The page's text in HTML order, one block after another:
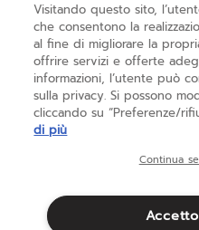
AIUTO
CHI SIAMO
Visitando questo sito,
che consentono la
al fine di migliorare la
offrire servizi e offerte
informazioni, l’utente può
sulla privacy. Si possono
cliccando su “Preferenze/
di più
Continua